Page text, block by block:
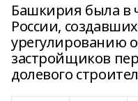
Башкирия была в
России,
урегулированию
застройщиков
долевого